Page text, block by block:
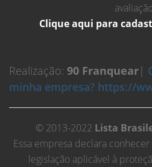
Clique aqui para
Realização: 90 Franquear|
minha empresa? https://
© 2013-2022 Lista
Essa empresa declara
legislação aplicável à